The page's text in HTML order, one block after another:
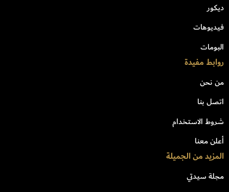
ديكور
فيديوهات
البومات
روابط مفيدة
من نحن
اتصل بنا
شروط الاستخدام
أعلن معنا
المزيد من الجميلة
مجلة سيدتي